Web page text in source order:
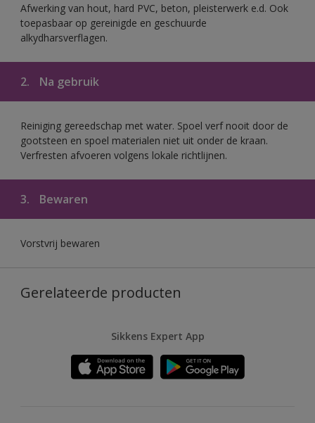
Afwerking van hout, hard PVC, beton, pleisterwerk e.d. Ook
toepasbaar op gereinigde en geschuurde
alkydharsverflagen.
2. Na gebruik
Reiniging gereedschap met water. Spoel verf nooit door de
gootsteen en spoel materialen niet uit onder de kraan.
Verfresten afvoeren volgens lokale richtlijnen.
3. Bewaren
Vorstvrij bewaren
Gerelateerde producten
Sikkens Expert App